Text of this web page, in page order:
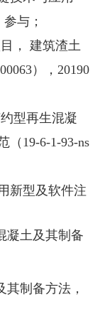
与；
， 建筑渣土
），20190
型再生混凝
（19-6-1-93-ns
新型及软件注
凝土及其制备
制备方法，